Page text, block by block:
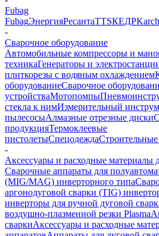
Fubag
FubagЭнергияРесантаTTSКЕДР
-
Сварочное оборудование
Автомобильные компрессоры и
техникаГенераторы и
плиткорезы с водяным охлаждением
оборудованиеСварочное
устройстваМотопомпы
стекла к нимИзмерительный
пылесосыАлмазные отрезные диски
продукцияТермоклеевые
пистолетыСпецодежда
-
Аксессуары и расходные материалы
Сварочные аппараты для
(MIG/MAG) инверторного типа
аргонодуговой сварки (TIG)
инверторы для ручной дуговой
воздушно-плазменной резки Plasma
сваркиАксессуары и расходные